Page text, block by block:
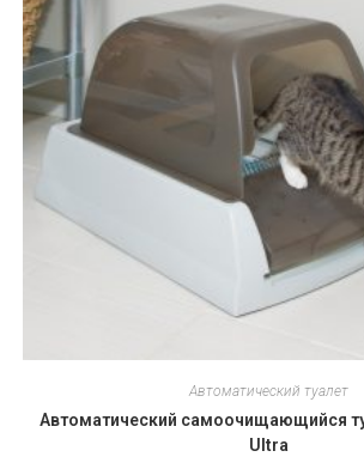
Автоматический туалет
Автоматический самоочищающийся
Ultra